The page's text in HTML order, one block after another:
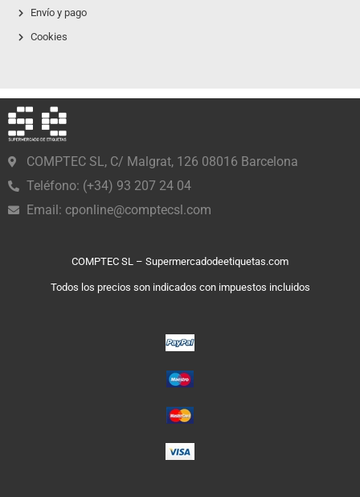
Envío y pago
Cookies
COMPTEC SL, C/ Malgrat, 126 08016 Barcelona
Teléfono: (+34) 93 207 24 04
Email: cponline@comptecsl.com
COMPTEC SL – Supermercadodeetiquetas.com
Todos los precios son indicados con impuestos incluidos